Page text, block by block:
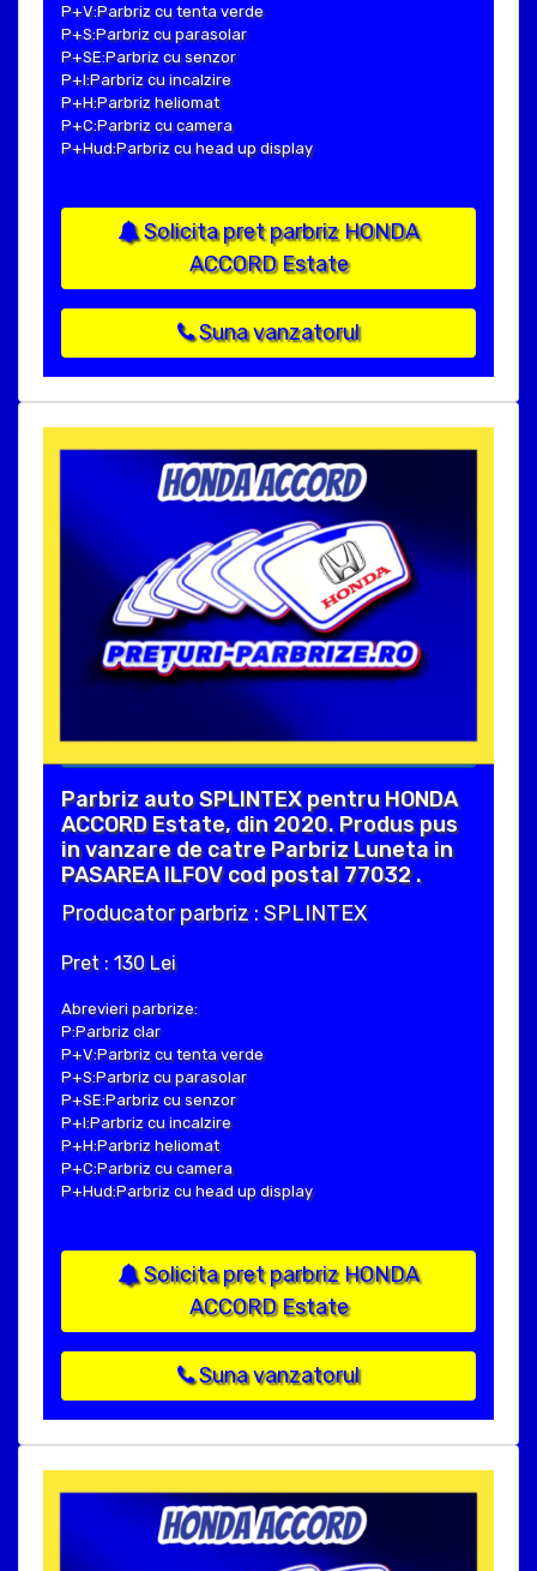
P+V:Parbriz cu tenta verde
P+S:Parbriz cu parasolar
P+SE:Parbriz cu senzor
P+I:Parbriz cu incalzire
P+H:Parbriz heliomat
P+C:Parbriz cu camera
P+Hud:Parbriz cu head up display
Solicita pret parbriz HONDA
ACCORD Estate
Suna vanzatorul
Parbriz auto SPLINTEX pentru HONDA
ACCORD Estate, din 2020. Produs pus
in vanzare de catre Parbriz Luneta in
PASAREA ILFOV cod postal 77032 .
Producator parbriz : SPLINTEX
Pret : 130 Lei
Abrevieri parbrize:
P:Parbriz clar
P+V:Parbriz cu tenta verde
P+S:Parbriz cu parasolar
P+SE:Parbriz cu senzor
P+I:Parbriz cu incalzire
P+H:Parbriz heliomat
P+C:Parbriz cu camera
P+Hud:Parbriz cu head up display
Solicita pret parbriz HONDA
ACCORD Estate
Suna vanzatorul